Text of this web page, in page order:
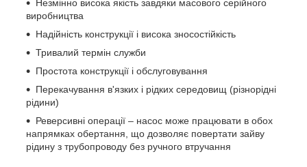
Незмінно висока якість завдяки масового серійного
виробництва
Надійність конструкції і висока зносостійкість
Тривалий термін служби
Простота конструкції і обслуговування
Перекачування в'язких і рідких середовищ (різнорідні
рідини)
Реверсивні операції – насос може працювати в обох
напрямках обертання, що дозволяє повертати зайву
рідину з трубопроводу без ручного втручання